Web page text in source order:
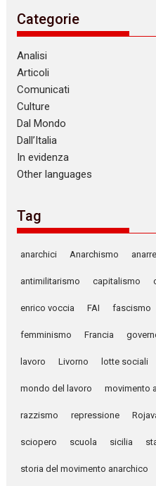
Categorie
Analisi
Articoli
Comunicati
Culture
Dal Mondo
Dall’Italia
In evidenza
Other languages
Tag
anarchici Anarchismo
antimilitarismo capitalismo
enrico voccia FAI fascismo
femminismo Francia
lavoro Livorno lotte sociali
mondo del lavoro movimento
razzismo repressione
sciopero scuola sicilia
storia del movimento anarchico